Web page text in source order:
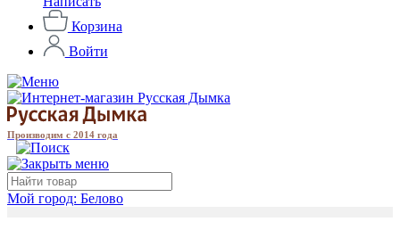
Корзина
Войти
Производим с 2014 года
Мой город: Белово